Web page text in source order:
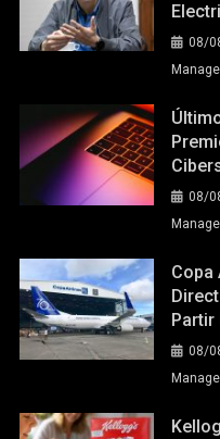
08/
08/
Copa
Partir
08/